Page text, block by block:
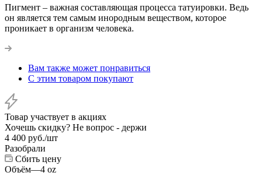
Пигмент – важная составляющая процесса татуировки. Ведь
он является тем самым инородным веществом, которое
проникает в организм человека.
Вам также может понравиться
С этим товаром покупают
Товар участвует в акциях
Хочешь скидку? Не вопрос - держи
4 400 руб./шт
Разобрали
Сбить цену
Объём—4 oz